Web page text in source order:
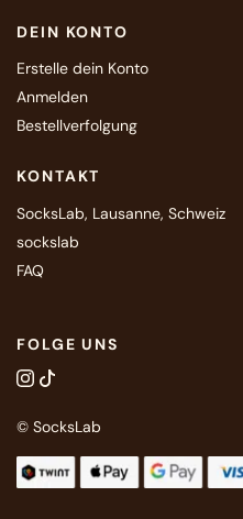
DEIN KONTO
Erstelle dein Konto
Anmelden
Bestellverfolgung
KONTAKT
SocksLab, Lausanne, Schweiz
sockslab
FAQ
FOLGE UNS
© SocksLab